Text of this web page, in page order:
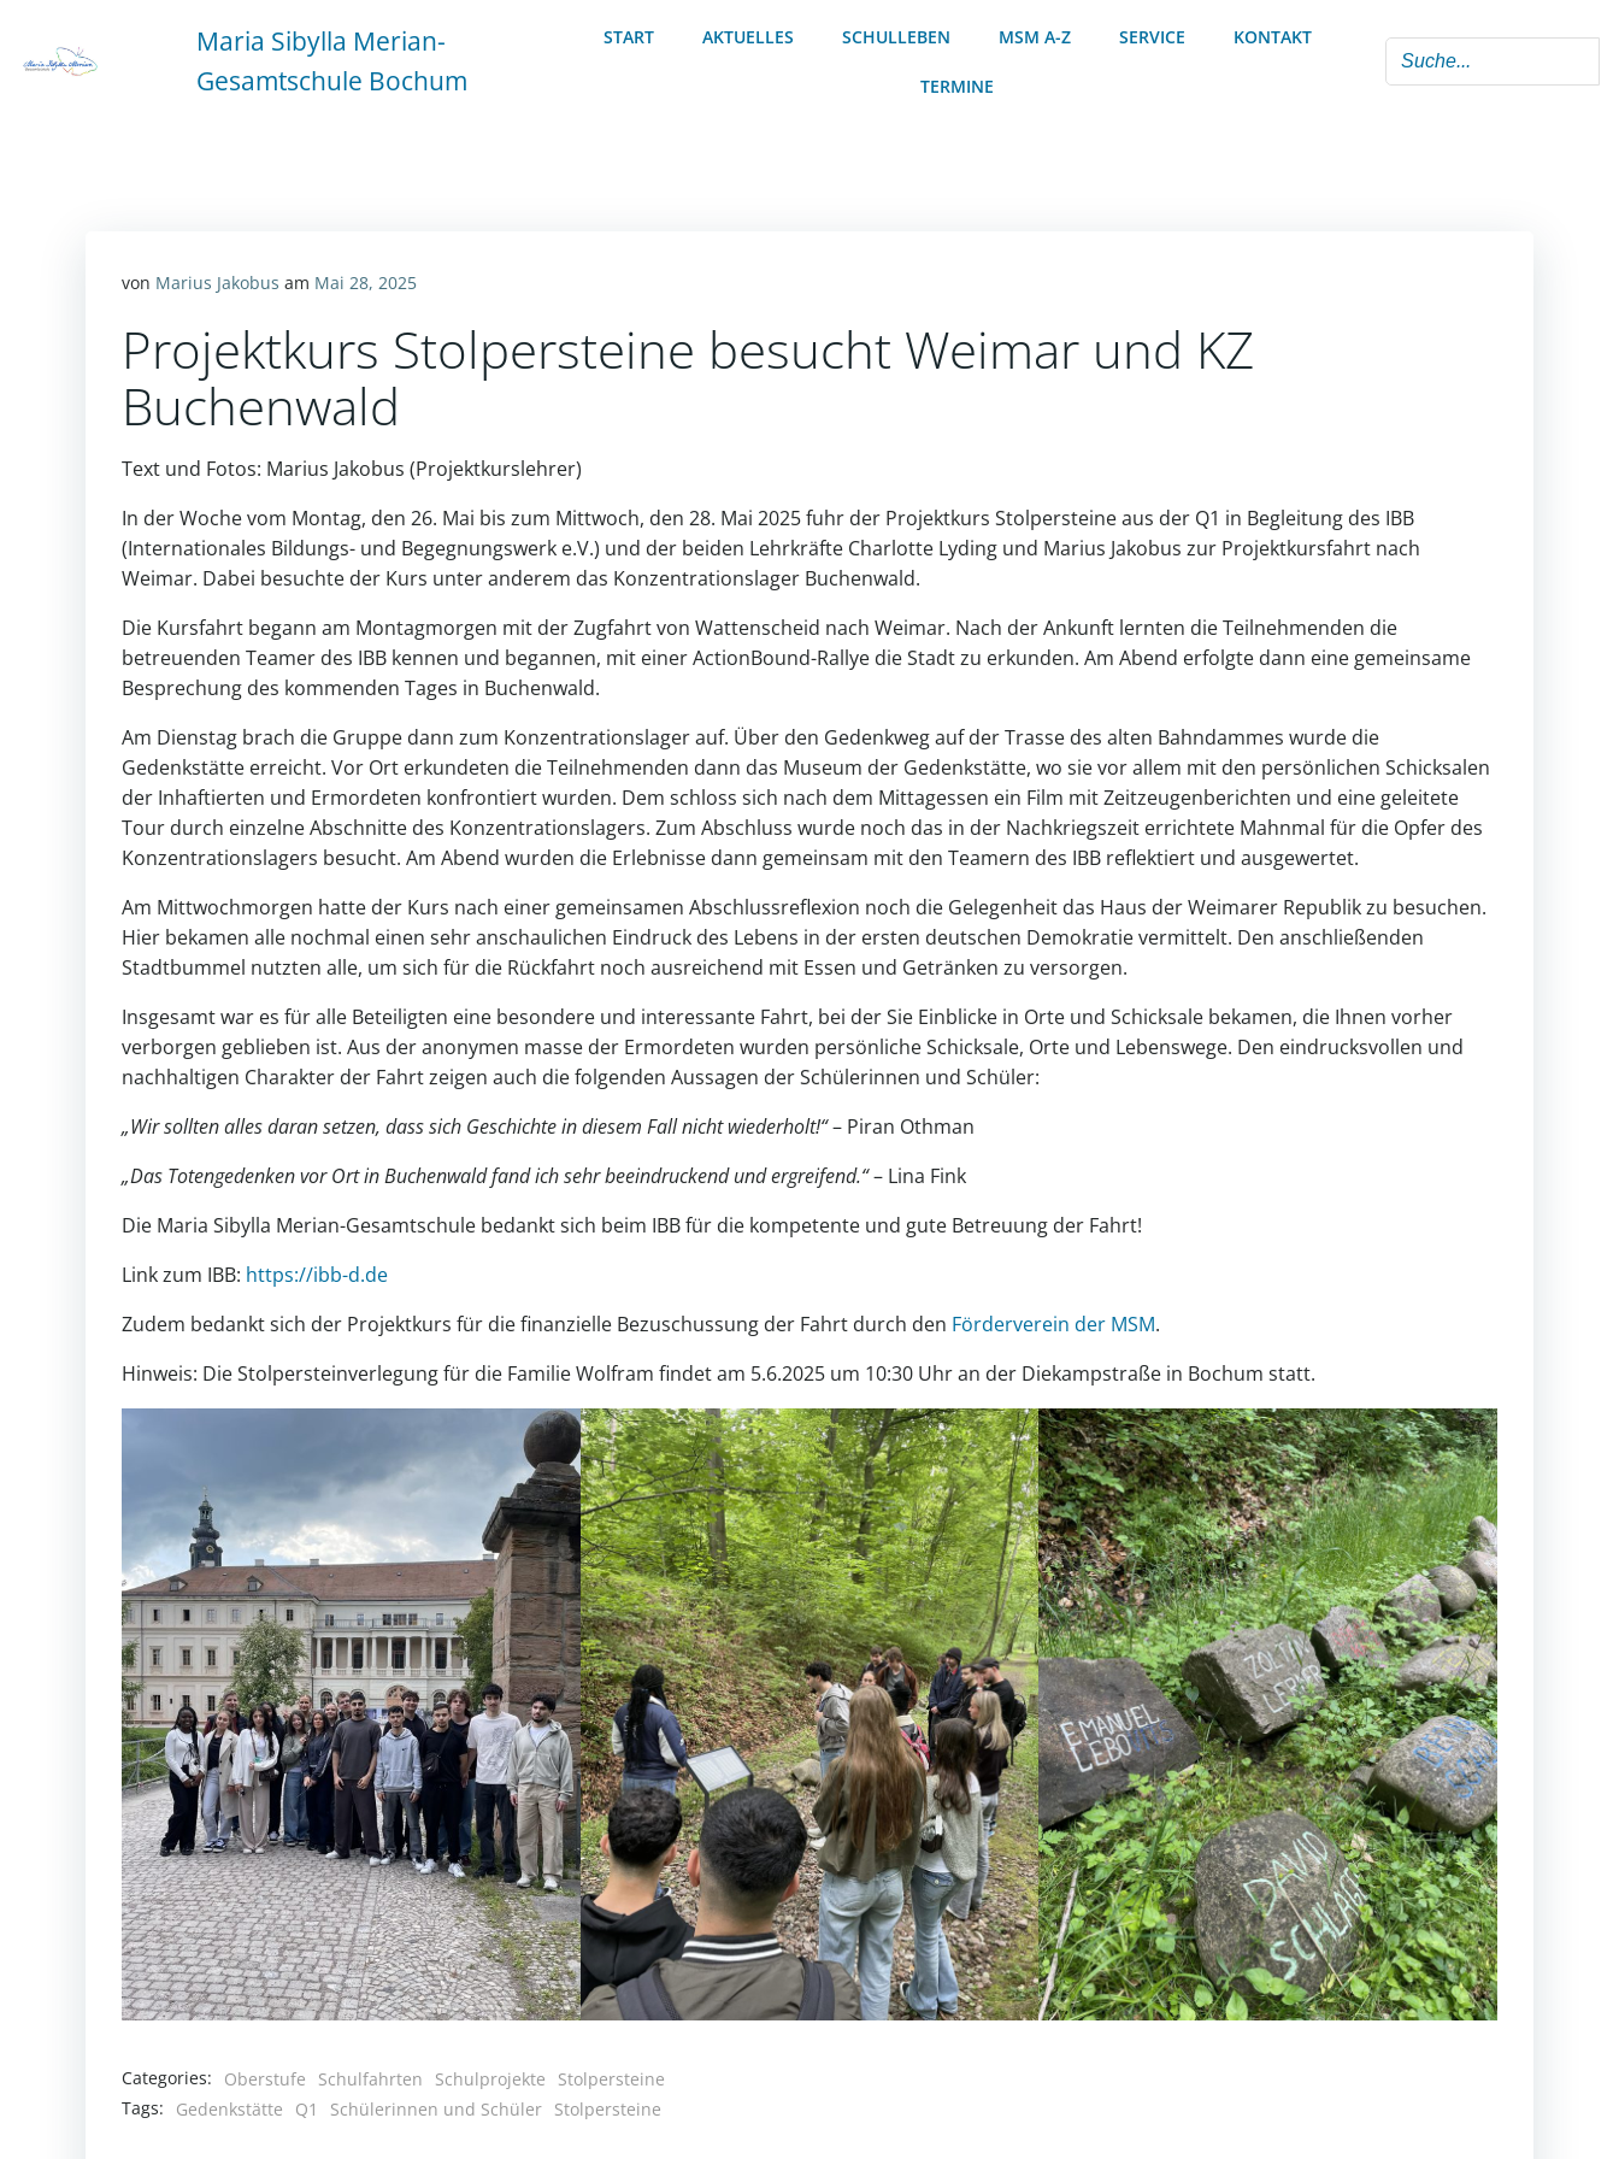
springen
Maria Sibylla Merian-
Gesamtschule Bochum
START AKTUELLES SCHULLEBEN MSM A-Z SERVICE KONTAKT
TERMINE
von Marius Jakobus am Mai 28, 2025
Projektkurs Stolpersteine besucht Weimar und KZ
Buchenwald
Text und Fotos: Marius Jakobus (Projektkurslehrer)
In der Woche vom Montag, den 26. Mai bis zum Mittwoch, den 28. Mai 2025 fuhr der Projektkurs Stolpersteine aus der Q1 in Begleitung des IBB
(Internationales Bildungs- und Begegnungswerk e.V.) und der beiden Lehrkräfte Charlotte Lyding und Marius Jakobus zur Projektkursfahrt nach
Weimar. Dabei besuchte der Kurs unter anderem das Konzentrationslager Buchenwald.
Die Kursfahrt begann am Montagmorgen mit der Zugfahrt von Wattenscheid nach Weimar. Nach der Ankunft lernten die Teilnehmenden die
betreuenden Teamer des IBB kennen und begannen, mit einer ActionBound-Rallye die Stadt zu erkunden. Am Abend erfolgte dann eine gemeinsame
Besprechung des kommenden Tages in Buchenwald.
Am Dienstag brach die Gruppe dann zum Konzentrationslager auf. Über den Gedenkweg auf der Trasse des alten Bahndammes wurde die
Gedenkstätte erreicht. Vor Ort erkundeten die Teilnehmenden dann das Museum der Gedenkstätte, wo sie vor allem mit den persönlichen Schicksalen
der Inhaftierten und Ermordeten konfrontiert wurden. Dem schloss sich nach dem Mittagessen ein Film mit Zeitzeugenberichten und eine geleitete
Tour durch einzelne Abschnitte des Konzentrationslagers. Zum Abschluss wurde noch das in der Nachkriegszeit errichtete Mahnmal für die Opfer des
Konzentrationslagers besucht. Am Abend wurden die Erlebnisse dann gemeinsam mit den Teamern des IBB reflektiert und ausgewertet.
Am Mittwochmorgen hatte der Kurs nach einer gemeinsamen Abschlussreflexion noch die Gelegenheit das Haus der Weimarer Republik zu besuchen.
Hier bekamen alle nochmal einen sehr anschaulichen Eindruck des Lebens in der ersten deutschen Demokratie vermittelt. Den anschließenden
Stadtbummel nutzten alle, um sich für die Rückfahrt noch ausreichend mit Essen und Getränken zu versorgen.
Insgesamt war es für alle Beteiligten eine besondere und interessante Fahrt, bei der Sie Einblicke in Orte und Schicksale bekamen, die Ihnen vorher
verborgen geblieben ist. Aus der anonymen masse der Ermordeten wurden persönliche Schicksale, Orte und Lebenswege. Den eindrucksvollen und
nachhaltigen Charakter der Fahrt zeigen auch die folgenden Aussagen der Schülerinnen und Schüler:
„Wir sollten alles daran setzen, dass sich Geschichte in diesem Fall nicht wiederholt!“– Piran Othman
„Das Totengedenken vor Ort in Buchenwald fand ich sehr beeindruckend und ergreifend.“– Lina Fink
Die Maria Sibylla Merian-Gesamtschule bedankt sich beim IBB für die kompetente und gute Betreuung der Fahrt!
Link zum IBB: https://ibb-d.de
Zudem bedankt sich der Projektkurs für die finanzielle Bezuschussung der Fahrt durch den Förderverein der MSM.
Hinweis: Die Stolpersteinverlegung für die Familie Wolfram findet am 5.6.2025 um 10:30 Uhr an der Diekampstraße in Bochum statt.
Categories: Oberstufe Schulfahrten Schulprojekte
Stolpersteine
Tags:
Gedenkstätte Q1 Schülerinnen und Schüler Stolpersteine